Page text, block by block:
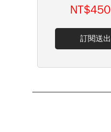
NT$450
訂閱送出